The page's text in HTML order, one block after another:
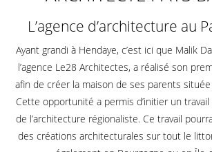
L’agence d’architecture au
Ayant grandi à Hendaye, c’est ici que Malik
l’agence Le28 Architectes, a réalisé son
afin de créer la maison de ses parents située
Cette opportunité a permis d’initier un
de l’architecture régionaliste. Ce travail
des créations architecturales sur tout le